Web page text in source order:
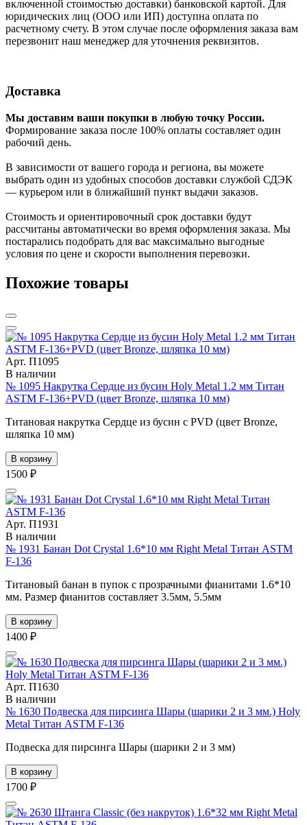
включенной стоимостью доставки) банковской картой. Для
юридических лиц (ООО или ИП) доступна оплата по
расчетному счету. В этом случае после оформления заказа вам
перезвонит наш менеджер для уточнения реквизитов.
Доставка
Мы доставим ваши покупки в любую точку России.
Формирование заказа после 100% оплаты составляет один
рабочий день.
В зависимости от вашего города и региона, вы можете
выбрать один из удобных способов доставки службой СДЭК
— курьером или в ближайший пункт выдачи заказов.
Стоимость и ориентировочный срок доставки будут
рассчитаны автоматически во время оформления заказа. Мы
постарались подобрать для вас максимально выгодные
условия по цене и скорости выполнения перевозки.
Похожие товары
Арт. П1095
В наличии
№ 1095 Накрутка Сердце из бусин Holy Metal 1.2 мм Титан
ASTM F-136+PVD (цвет Bronze, шляпка 10 мм)
Титановая накрутка Сердце из бусин с PVD (цвет Bronze,
шляпка 10 мм)
В корзину
1500 ₽
Арт. П1931
В наличии
№ 1931 Банан Dot Crystal 1.6*10 мм Right Metal Титан ASTM
F-136
Титановый банан в пупок с прозрачными фианитами 1.6*10
мм. Размер фианитов составляет 3.5мм, 5.5мм
В корзину
1400 ₽
Арт. П1630
В наличии
№ 1630 Подвеска для пирсинга Шары (шарики 2 и 3 мм.) Holy
Metal Титан ASTM F-136
Подвеска для пирсинга Шары (шарики 2 и 3 мм)
В корзину
1700 ₽